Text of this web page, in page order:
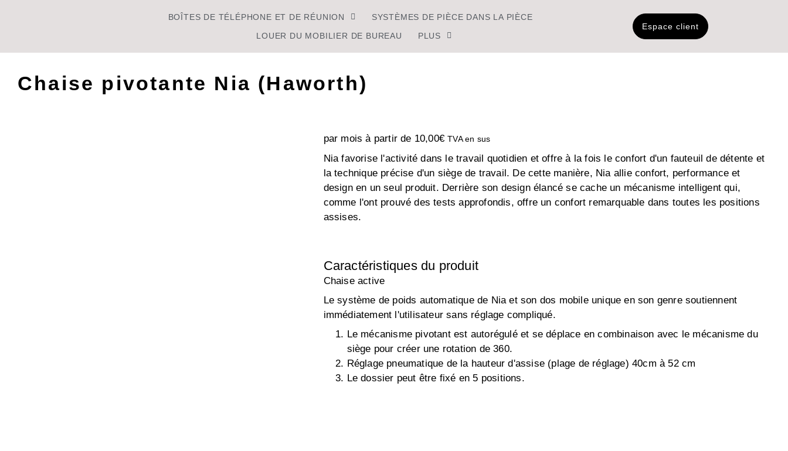
BOÎTES DE TÉLÉPHONE ET DE RÉUNION
SYSTÈMES DE PIÈCE DANS LA PIÈCE
LOUER DU MOBILIER DE BUREAU
PLUS
Espace client
Chaise pivotante Nia (Haworth)
par mois à partir de 10,00€ TVA en sus
Nia favorise l'activité dans le travail quotidien et offre à la fois le confort d'un fauteuil de détente et
la technique précise d'un siège de travail. De cette manière, Nia allie confort, performance et
design en un seul produit. Derrière son design élancé se cache un mécanisme intelligent qui,
comme l'ont prouvé des tests approfondis, offre un confort remarquable dans toutes les positions
assises.
Caractéristiques du produit
Chaise active
Le système de poids automatique de Nia et son dos mobile unique en son genre soutiennent
immédiatement l'utilisateur sans réglage compliqué.
Le mécanisme pivotant est autorégulé et se déplace en combinaison avec le mécanisme du
siège pour créer une rotation de 360.
Réglage pneumatique de la hauteur d'assise (plage de réglage) 40cm à 52 cm
Le dossier peut être fixé en 5 positions.